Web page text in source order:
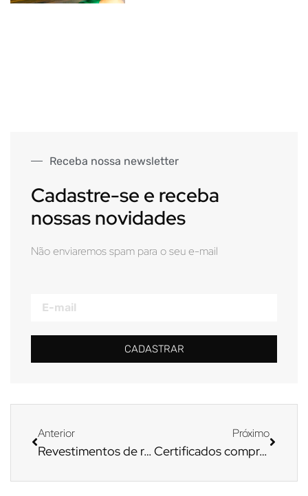
Receba nossa newsletter
Cadastre-se e receba
nossas novidades
Não enviaremos spam para o seu e-mail
CADASTRAR
Anterior
Revestimentos de rolos sob medida para a indústria tissue
Próximo
Certificados comprovam qualidade dos produtos Böttcher